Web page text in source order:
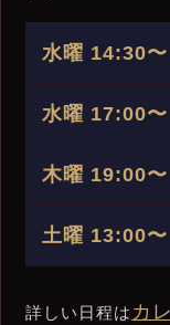
水曜 14:30〜
水曜 17:00〜
木曜 19:00〜
土曜 13:00〜
詳しい日程は カ